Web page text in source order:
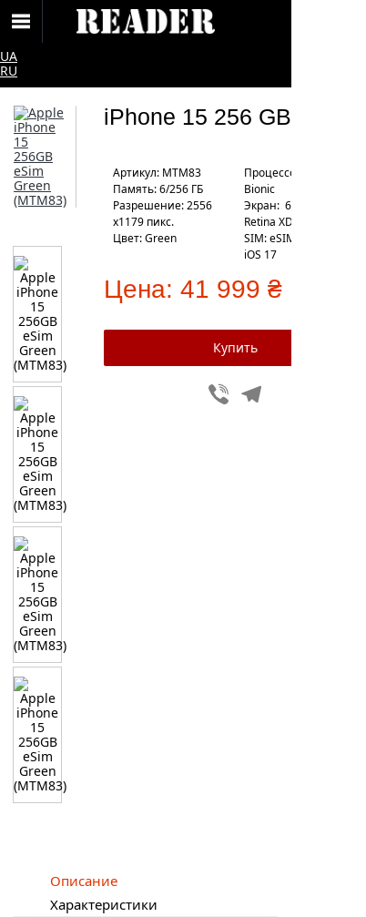
UA
RU
iPhone 15 256 GB eSIM
Артикул: MTM83
Процесcор: Apple A16
Bionic
Память: 6/256 ГБ
Экран: 6.1" Super
Retina XDR
Разрешение: 2556
x1179 пикс.
SIM: eSIM
Цвет: Green
iOS 17
Цена: 41 999 ₴
Viber
Описание
Характеристики